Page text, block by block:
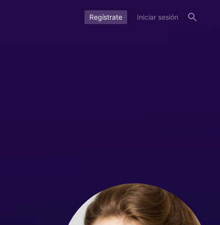
Regístrate Iniciar sesión